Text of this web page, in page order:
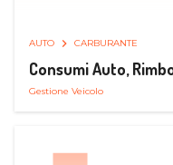
AUTO CARBURANTE
Consumi Auto,
Gestione Veicolo